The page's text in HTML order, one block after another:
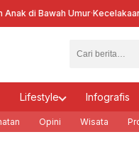
di Bawah Umur·Kecelakaan
Lifestyle Infografis
Opini Wisata